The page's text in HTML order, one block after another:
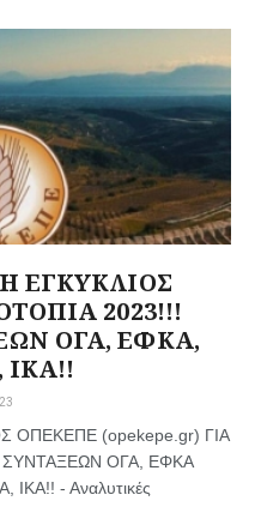
ΕΓΚΥΚΛΙΟΣ
2023!!!
ΟΓΑ, ΕΦΚΑ,
ΙΚΑ!!
ΟΠΕΚΕΠΕ (opekepe.gr) ΓΙΑ
ΟΓΑ, ΕΦΚΑ
- Αναλυτικές